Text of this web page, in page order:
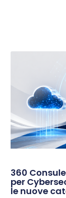
360
per
le nuove